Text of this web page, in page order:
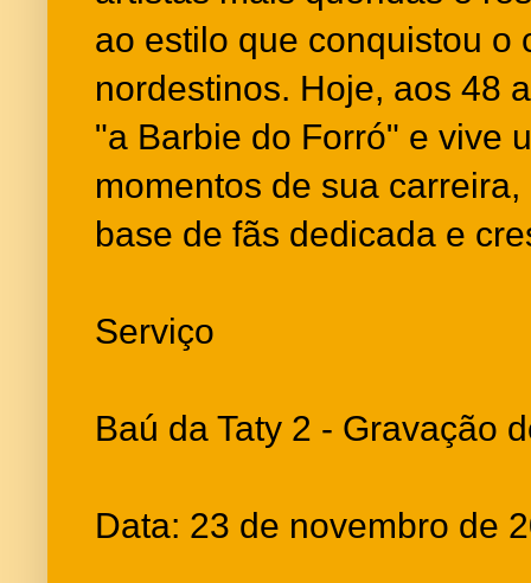
ao estilo que conquistou o
nordestinos. Hoje, aos 48
"a Barbie do Forró" e vive
momentos de sua
base de fãs dedicada e
Serviço
Baú da Taty 2 - Gravação
Data: 23 de novembro de